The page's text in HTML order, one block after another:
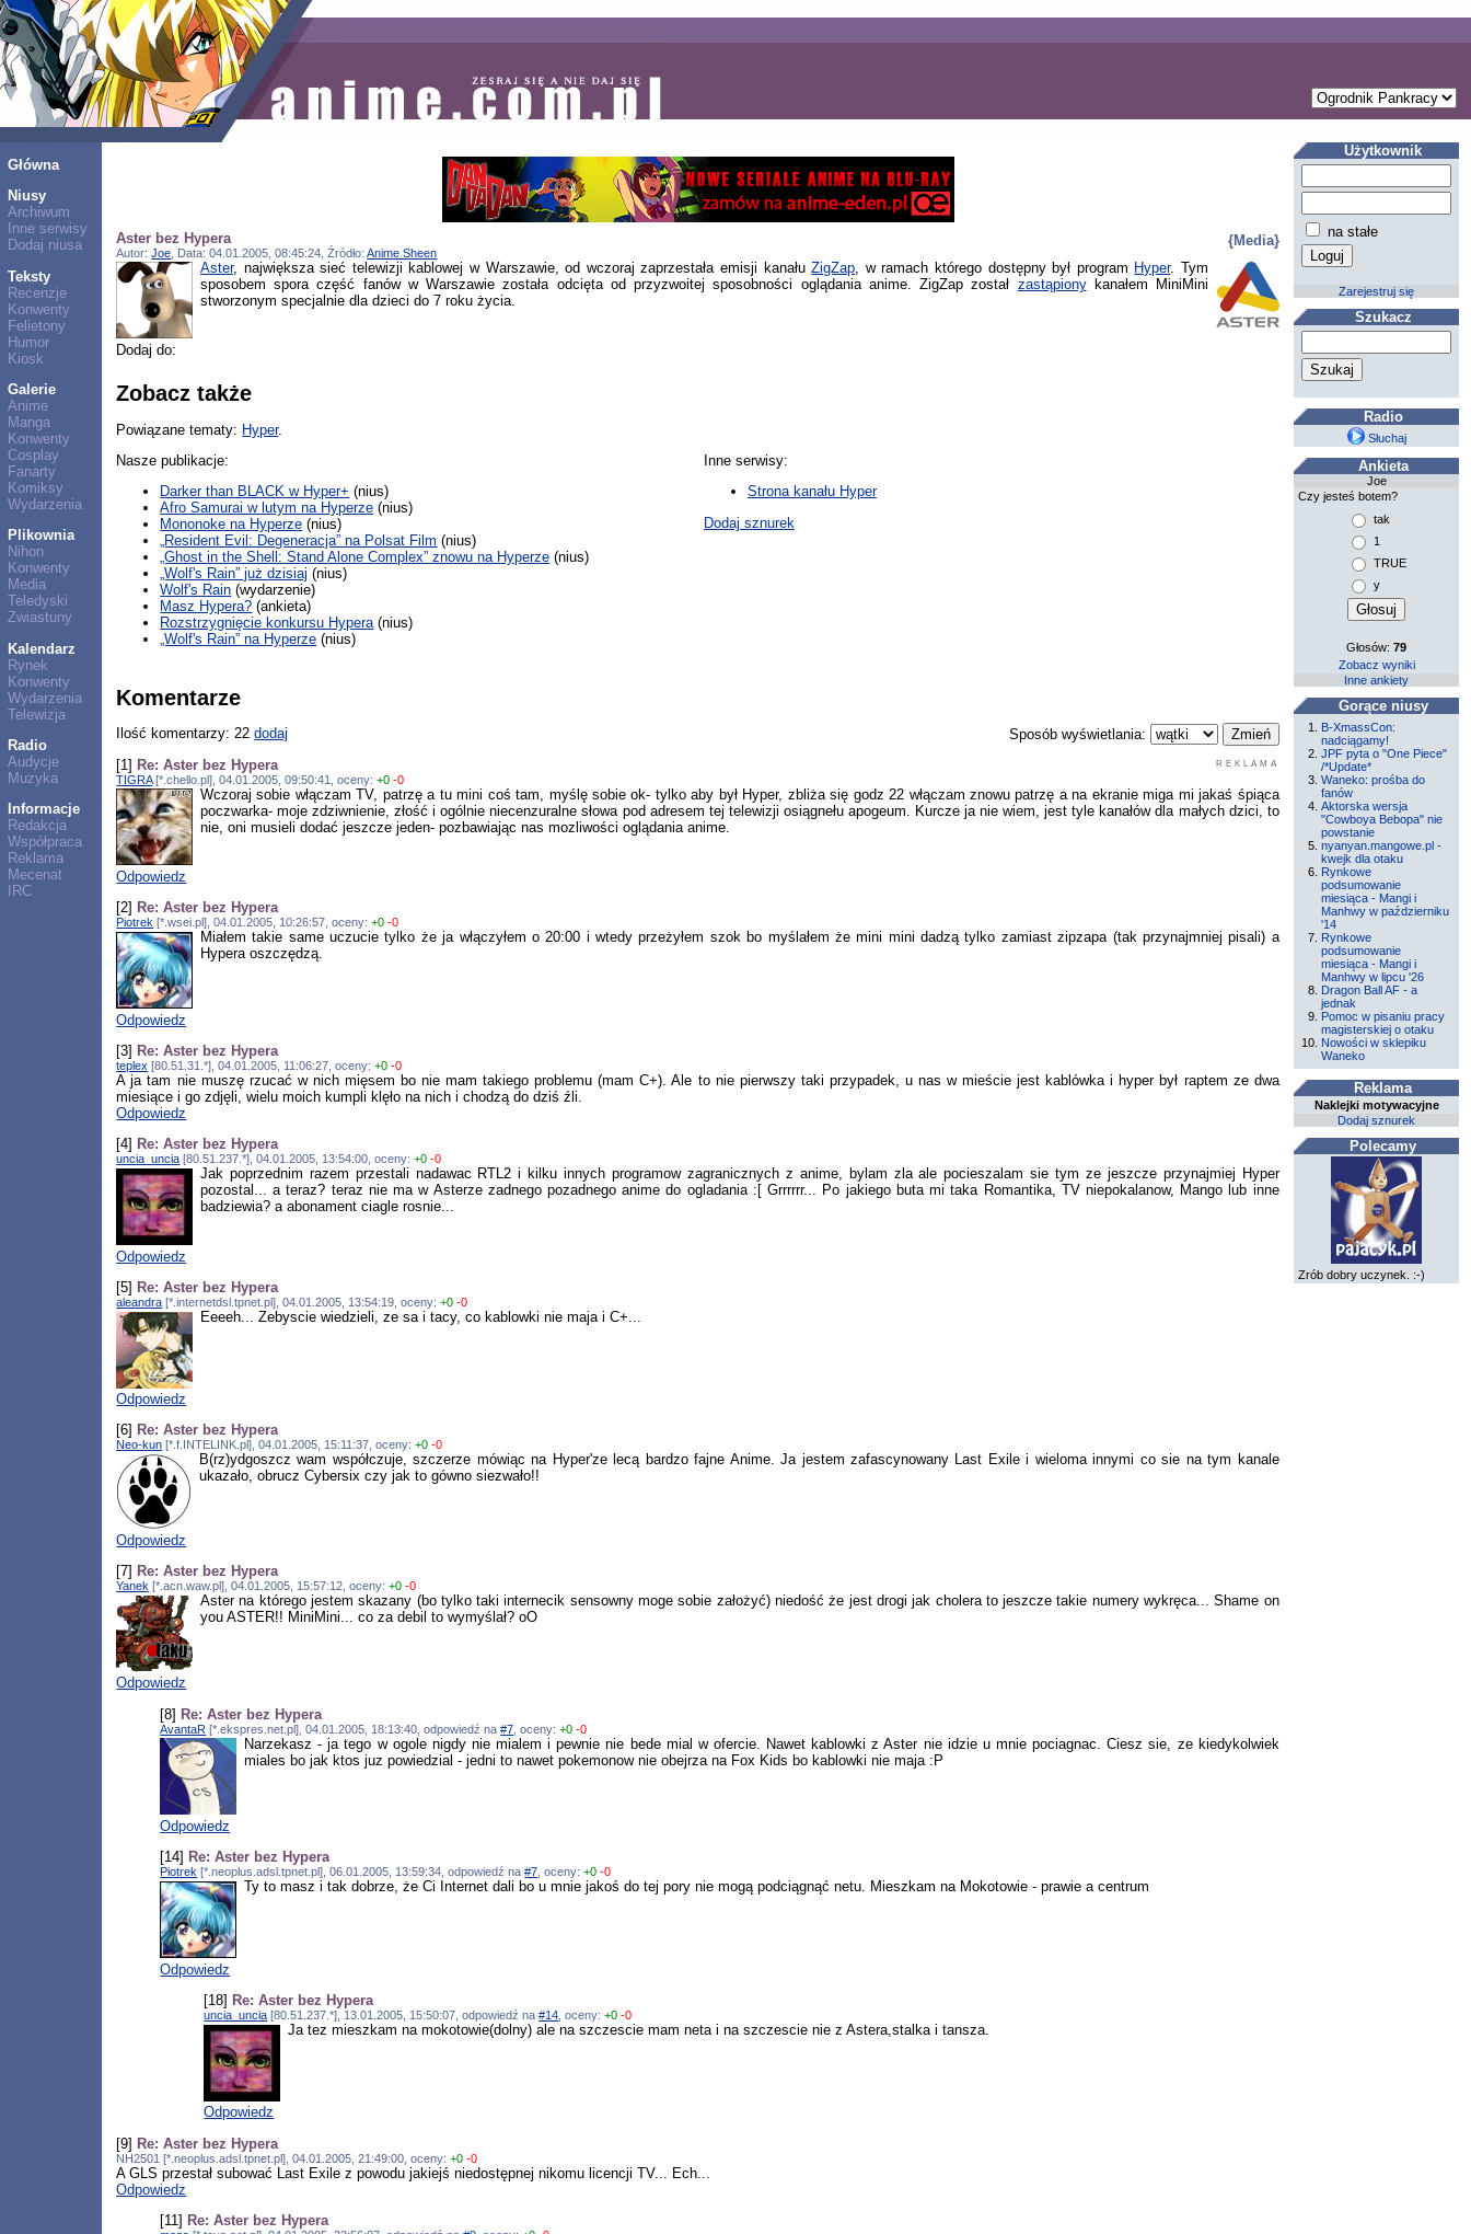
Główna
Niusy
Archiwum
Inne serwisy
Dodaj niusa
Teksty
Recenzje
Konwenty
Felietony
Humor
Kiosk
Galerie
Anime
Manga
Konwenty
Cosplay
Fanarty
Komiksy
Wydarzenia
Plikownia
Nihon
Konwenty
Media
Teledyski
Zwiastuny
Kalendarz
Rynek
Konwenty
Wydarzenia
Telewizja
Radio
Audycje
Muzyka
Informacje
Redakcja
Współpraca
Reklama
Mecenat
IRC
{Media}
Aster bez Hypera
Autor:Joe , Data: 04.01.2005, 08:45:24, Źródło:Anime Sheen
Aster, największa sieć telewizji kablowej w Warszawie, od wczoraj zaprzestała emisji kanałuZigZap , w ramach którego dostępny był program Hyper. Tym
sposobem spora część fanów w Warszawie została odcięta od przyzwoitej sposobności oglądania anime. ZigZap został zastąpionykanałem MiniMini
stworzonym specjalnie dla dzieci do 7 roku życia.
Dodaj do:
Zobacz także
Powiązane tematy: Hyper.
Nasze publikacje:
Darker than BLACK w Hyper+ (nius)
Afro Samurai w lutym na Hyperze (nius)
Mononoke na Hyperze (nius)
„Resident Evil: Degeneracja” na Polsat Film (nius)
„Ghost in the Shell: Stand Alone Complex” znowu na Hyperze (nius)
„Wolf's Rain” już dzisiaj (nius)
Wolf's Rain (wydarzenie)
Masz Hypera? (ankieta)
Rozstrzygnięcie konkursu Hypera(nius)
„Wolf's Rain” na Hyperze (nius)
Inne serwisy:
Strona kanału Hyper
Dodaj sznurek
Komentarze
Sposób wyświetlania:
Ilość komentarzy: 22dodaj
REKLAMA
[1] Re: Aster bez Hypera
TIGRA[*.chello.pl], 04.01.2005, 09:50:41, oceny:+0 -0
Wczoraj sobie włączam TV, patrzę a tu mini coś tam, myślę sobie ok- tylko aby był Hyper, zbliża się godz 22 włączam znowu patrzę a na ekranie miga mi jakaś śpiąca
poczwarka- moje zdziwnienie, złość i ogólnie niecenzuralne słowa pod adresem tej telewizji osiągnełu apogeum. Kurcze ja nie wiem, jest tyle kanałów dla małych dzici, to
nie, oni musieli dodać jeszcze jeden- pozbawiając nas mozliwości oglądania anime.
Odpowiedz
[2] Re: Aster bez Hypera
Piotrek [*.wsei.pl], 04.01.2005, 10:26:57, oceny:+0 -0
Miałem takie same uczucie tylko że ja włączyłem o 20:00 i wtedy przeżyłem szok bo myślałem że mini mini dadzą tylko zamiast zipzapa (tak przynajmniej pisali) a
Hypera oszczędzą.
Odpowiedz
[3] Re: Aster bez Hypera
teplex [80.51.31.*], 04.01.2005, 11:06:27, oceny:+0 -0
A ja tam nie muszę rzucać w nich mięsem bo nie mam takiego problemu (mam C+). Ale to nie pierwszy taki przypadek, u nas w mieście jest kablówka i hyper był raptem ze dwa
miesiące i go zdjęli, wielu moich kumpli klęło na nich i chodzą do dziś źli.
Odpowiedz
[4] Re: Aster bez Hypera
uncia_uncia [80.51.237.*], 04.01.2005, 13:54:00, oceny:+0 -0
Jak poprzednim razem przestali nadawac RTL2 i kilku innych programow zagranicznych z anime, bylam zla ale pocieszalam sie tym ze jeszcze przynajmiej Hyper
pozostal... a teraz? teraz nie ma w Asterze zadnego pozadnego anime do ogladania :[ Grrrrrr... Po jakiego buta mi taka Romantika, TV niepokalanow, Mango lub inne
badziewia? a abonament ciagle rosnie...
Odpowiedz
[5] Re: Aster bez Hypera
aleandra [*.internetdsl.tpnet.pl], 04.01.2005, 13:54:19, oceny:+0 -0
Eeeeh... Zebyscie wiedzieli, ze sa i tacy, co kablowki nie maja i C+...
Odpowiedz
[6] Re: Aster bez Hypera
Neo-kun [*.f.INTELINK.pl], 04.01.2005, 15:11:37, oceny:+0 -0
B(rz)ydgoszcz wam współczuje, szczerze mówiąc na Hyper'ze lecą bardzo fajne Anime. Ja jestem zafascynowany Last Exile i wieloma innymi co sie na tym kanale
ukazało, obrucz Cybersix czy jak to gówno siezwało!!
Odpowiedz
[7] Re: Aster bez Hypera
Yanek [*.acn.waw.pl], 04.01.2005, 15:57:12, oceny:+0 -0
Aster na którego jestem skazany (bo tylko taki internecik sensowny moge sobie założyć) niedość że jest drogi jak cholera to jeszcze takie numery wykręca... Shame on
you ASTER!! MiniMini... co za debil to wymyślał? oO
Odpowiedz
[8] Re: Aster bez Hypera
AvantaR [*.ekspres.net.pl], 04.01.2005, 18:13:40, odpowiedź na#7 , oceny:+0 -0
Narzekasz - ja tego w ogole nigdy nie mialem i pewnie nie bede mial w ofercie. Nawet kablowki z Aster nie idzie u mnie pociagnac. Ciesz sie, ze kiedykolwiek
miales bo jak ktos juz powiedzial - jedni to nawet pokemonow nie obejrza na Fox Kids bo kablowki nie maja :P
Odpowiedz
[14] Re: Aster bez Hypera
Piotrek [*.neoplus.adsl.tpnet.pl], 06.01.2005, 13:59:34, odpowiedź na#7, oceny:+0 -0
Ty to masz i tak dobrze, że Ci Internet dali bo u mnie jakoś do tej pory nie mogą podciągnąć netu. Mieszkam na Mokotowie - prawie a centrum
Odpowiedz
[18] Re: Aster bez Hypera
uncia_uncia [80.51.237.*], 13.01.2005, 15:50:07, odpowiedź na#14 , oceny:+0 -0
Ja tez mieszkam na mokotowie(dolny) ale na szczescie mam neta i na szczescie nie z Astera,stalka i tansza.
Odpowiedz
[9] Re: Aster bez Hypera
NH2501 [*.neoplus.adsl.tpnet.pl], 04.01.2005, 21:49:00, oceny:+0 -0
A GLS przestał subować Last Exile z powodu jakiejś niedostępnej nikomu licencji TV... Ech...
Odpowiedz
[11] Re: Aster bez Hypera
Użytkownik
na stałe
Zarejestruj się
Szukacz
Radio
Słuchaj
Ankieta
Joe
Czy jesteś botem?
tak
1
TRUE
y
Głosów:79
Zobacz wyniki
Inne ankiety
Gorące niusy
B-XmassCon:
nadciągamy!
JPF pyta o "One Piece"
/*Update*
Waneko: prośba do
fanów
Aktorska wersja
"Cowboya Bebopa" nie
powstanie
nyanyan.mangowe.pl -
kwejk dla otaku
Rynkowe
podsumowanie
miesiąca - Mangi i
Manhwy w październiku
'14
Rynkowe
podsumowanie
miesiąca - Mangi i
Manhwy w lipcu '26
Dragon Ball AF - a
jednak
Pomoc w pisaniu pracy
magisterskiej o otaku
Nowości w sklepiku
Waneko
Reklama
Naklejki motywacyjne
Dodaj sznurek
Polecamy
Zrób dobry uczynek. :-)